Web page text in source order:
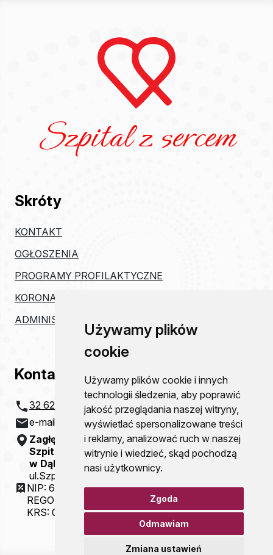
Używamy plików
cookie
Używamy plików cookie i innych
technologii śledzenia, aby poprawić
jakość przeglądania naszej witryny,
wyświetlać spersonalizowane treści
i reklamy, analizować ruch w naszej
witrynie i wiedzieć, skąd pochodzą
nasi użytkownicy.
Zgoda
Odmawiam
Zmiana ustawień
Szpital z sercem
Skróty
KONTAKT
OGŁOSZENIA
PROGRAMY PROFILAKTYCZNE
KORONAWIRUS
ADMINISTRACJA
Kontakt
32 621 20 00
e-mail:
szpital@zco-dg.pl
Zagłębiowskie Centrum Onkologii
Szpital Specjalistyczny im. Sz. Starkiewicza
w Dąbrowie Górniczej
ul.Szpitalna 13
NIP: 6292115781
REGON: 000310077
KRS: 0000054321